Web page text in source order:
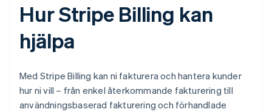
Hur Stripe Billing kan
hjälpa
Med Stripe Billing kan ni fakturera och hantera kunder
hur ni vill – från enkel återkommande fakturering till
användningsbaserad fakturering och förhandlade